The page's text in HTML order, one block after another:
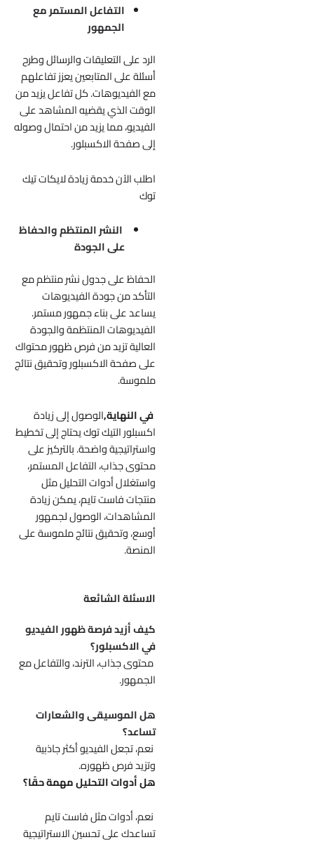
التفاعل المستمر مع
الجمهور
الرد على التعليقات والرسائل وطرح
أسئلة على المتابعين يعزز تفاعلهم
مع الفيديوهات. كل تفاعل يزيد من
الوقت الذي يقضيه المشاهد على
الفيديو، مما يزيد من احتمال وصوله
إلى صفحة الاكسبلور.
اطلب الآن خدمةزيادة لايكات تيك
توك
النشر المنتظم والحفاظ
على الجودة
الحفاظ على جدول نشر منتظم مع
التأكد من جودة الفيديوهات
يساعد على بناء جمهور مستمر.
الفيديوهات المنتظمة والجودة
العالية تزيد من فرص ظهور محتواك
على صفحة الاكسبلور وتحقيق نتائج
ملموسة.
في النهاية,الوصول إلى زيادة
اكسبلور التيك توك يحتاج إلى تخطيط
واستراتيجية واضحة. بالتركيز على
محتوى جذاب، التفاعل المستمر،
واستغلال أدوات التحليل مثل
منتجات فاست تايم، يمكن زيادة
المشاهدات، الوصول لجمهور
أوسع، وتحقيق نتائج ملموسة على
المنصة.
الاسئلة الشائعة
كيف أزيد فرصة ظهور الفيديو
في الاكسبلور؟
محتوى جذاب، الترند، والتفاعل مع
الجمهور.
هل الموسيقى والشعارات
تساعد؟
نعم، تجعل الفيديو أكثر جاذبية
وتزيد فرص ظهوره.
هل أدوات التحليل مهمة حقًا؟
نعم، أدوات مثل فاست تايم
تساعدك على تحسين الاستراتيجية